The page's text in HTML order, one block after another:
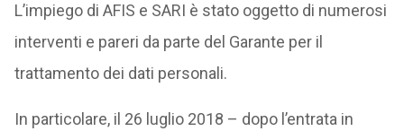
L’impiego di AFIS e SARI è stato oggetto di numerosi
interventi e pareri da parte del Garante per il
trattamento dei dati personali.
In particolare, il 26 luglio 2018 – dopo l’entrata in